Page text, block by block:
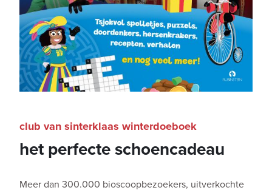
het perfecte schoencadeau
club van sinterklaas winterdoeboek
Meer dan 300.000 bioscoopbezoekers, uitverkochte